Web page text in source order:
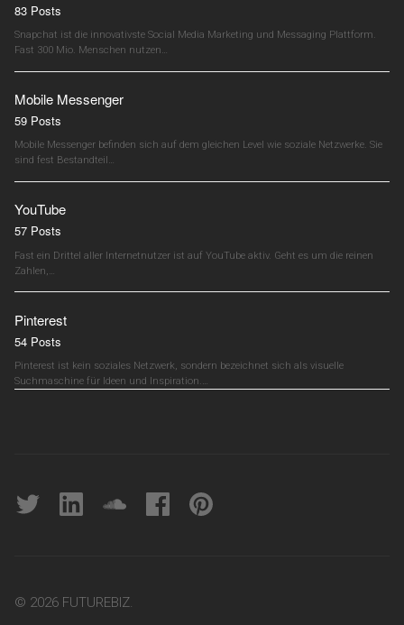
83 Posts
Snapchat ist die innovativste Social Media Marketing und Messaging Plattform.
Fast 300 Mio. Menschen nutzen…
Mobile Messenger
59 Posts
Mobile Messenger befinden sich auf dem gleichen Level wie soziale Netzwerke. Sie
sind fest Bestandteil…
YouTube
57 Posts
Fast ein Drittel aller Internetnutzer ist auf YouTube aktiv. Geht es um die reinen
Zahlen,…
Pinterest
54 Posts
Pinterest ist kein soziales Netzwerk, sondern bezeichnet sich als visuelle
Suchmaschine für Ideen und Inspiration.…
Twitter linkedin soundcloudFacebookpinterest
© 2026 FUTUREBIZ.